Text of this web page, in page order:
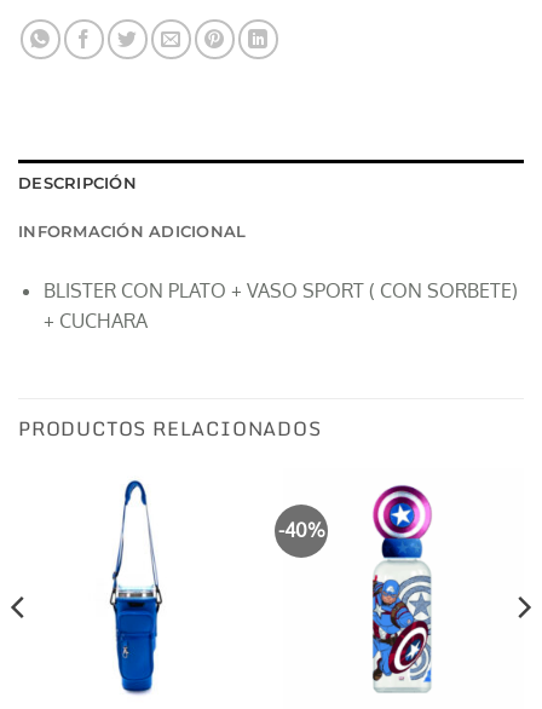
DESCRIPCIÓN
INFORMACIÓN ADICIONAL
BLISTER CON PLATO + VASO SPORT ( CON SORBETE)
+ CUCHARA
PRODUCTOS RELACIONADOS
-40%